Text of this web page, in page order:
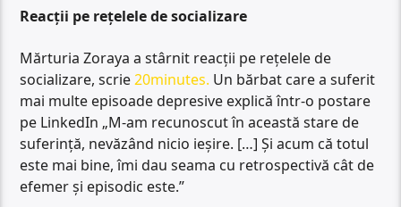
Reacții pe rețelele de socializare
Mărturia Zoraya a stârnit reacții pe rețelele de
socializare, scrie20minutes. Un bărbat care a suferit
mai multe episoade depresive explică într-o postare
pe LinkedIn „M-am recunoscut în această stare de
suferință, nevăzând nicio ieșire. […] Și acum că totul
este mai bine, îmi dau seama cu retrospectivă cât de
efemer și episodic este.”